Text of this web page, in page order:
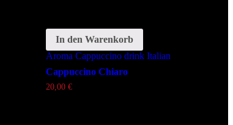
In den Warenkorb
Aroma Cappuccino drink Italian
Cappuccino Chiaro
20,00 €